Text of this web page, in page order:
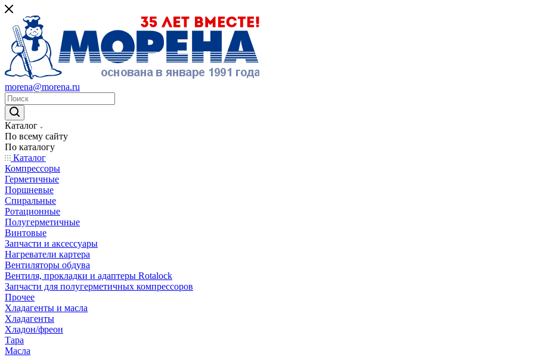
morena@morena.ru
Каталог
По всему сайту
По каталогу
Каталог
Компрессоры
Герметичные
Поршневые
Спиральные
Ротационные
Полугерметичные
Винтовые
Запчасти и аксессуары
Нагреватели картера
Вентиляторы обдува
Вентиля, прокладки и адаптеры Rotalock
Запчасти для полугерметичных компрессоров
Прочее
Хладагенты и масла
Хладагенты
Хладон/фреон
Тара
Масла